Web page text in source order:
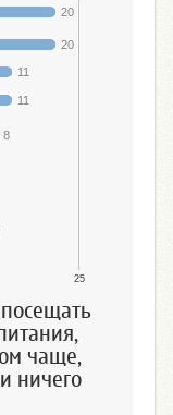
20
20
11
11
8
25
чаще,
ничего